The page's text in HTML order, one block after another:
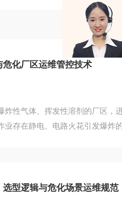
化厂区运维管控技术
炸性气体、挥发性溶剂的厂区，
业存在静电、电路火花引发爆炸
盒、防爆称重传感器、防爆显示
能相互匹配，形成完整防爆闭环系
...
型逻辑与危化场景运维规范